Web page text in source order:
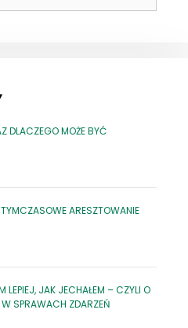
DLACZEGO MOŻE BYĆ
ARESZTOWANIE
LEPIEJ, JAK JECHAŁEM – CZYLI O
SPRAWACH ZDARZEŃ